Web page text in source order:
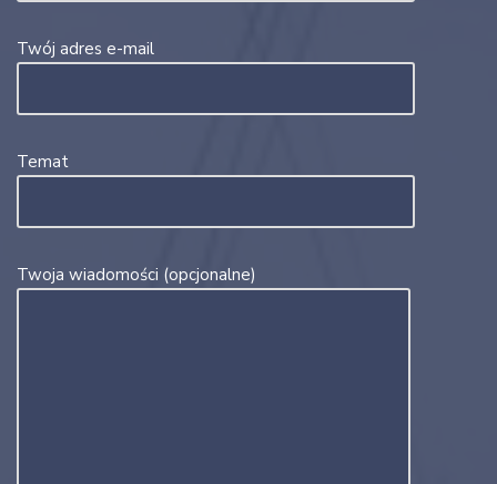
Twój adres e-mail
Temat
Twoja wiadomości (opcjonalne)